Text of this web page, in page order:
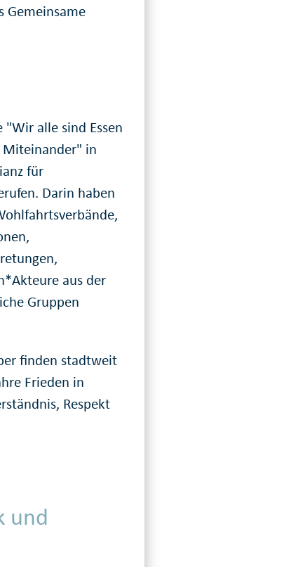
Gemeinsame
alle sind Essen
Miteinander" in
für
Darin haben
aus der
Gruppen
finden stadtweit
Frieden in
Respekt
und